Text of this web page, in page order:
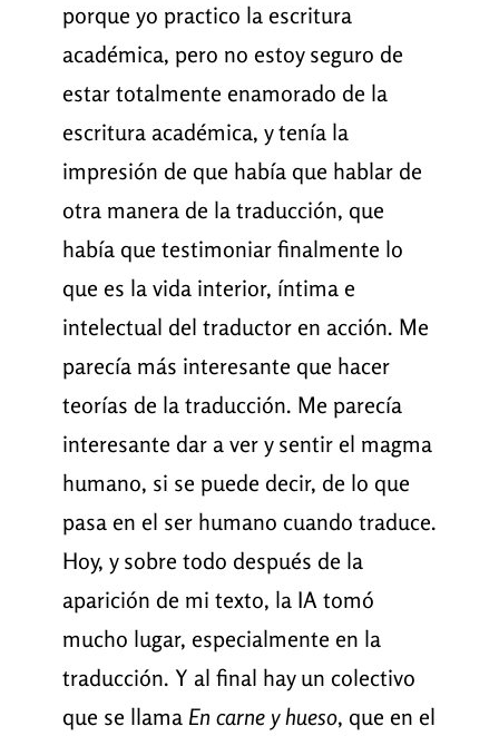
porque yo practico la escritura
académica, pero no estoy seguro de
estar totalmente enamorado de la
escritura académica, y tenía la
impresión de que había que hablar de
otra manera de la traducción, que
había que testimoniar finalmente lo
que es la vida interior, íntima e
intelectual del traductor en acción. Me
parecía más interesante que hacer
teorías de la traducción. Me parecía
interesante dar a ver y sentir el magma
humano, si se puede decir, de lo que
pasa en el ser humano cuando traduce.
Hoy, y sobre todo después de la
aparición de mi texto, la IA tomó
mucho lugar, especialmente en la
traducción. Y al final hay un colectivo
que se llama En carne y hueso, que en el